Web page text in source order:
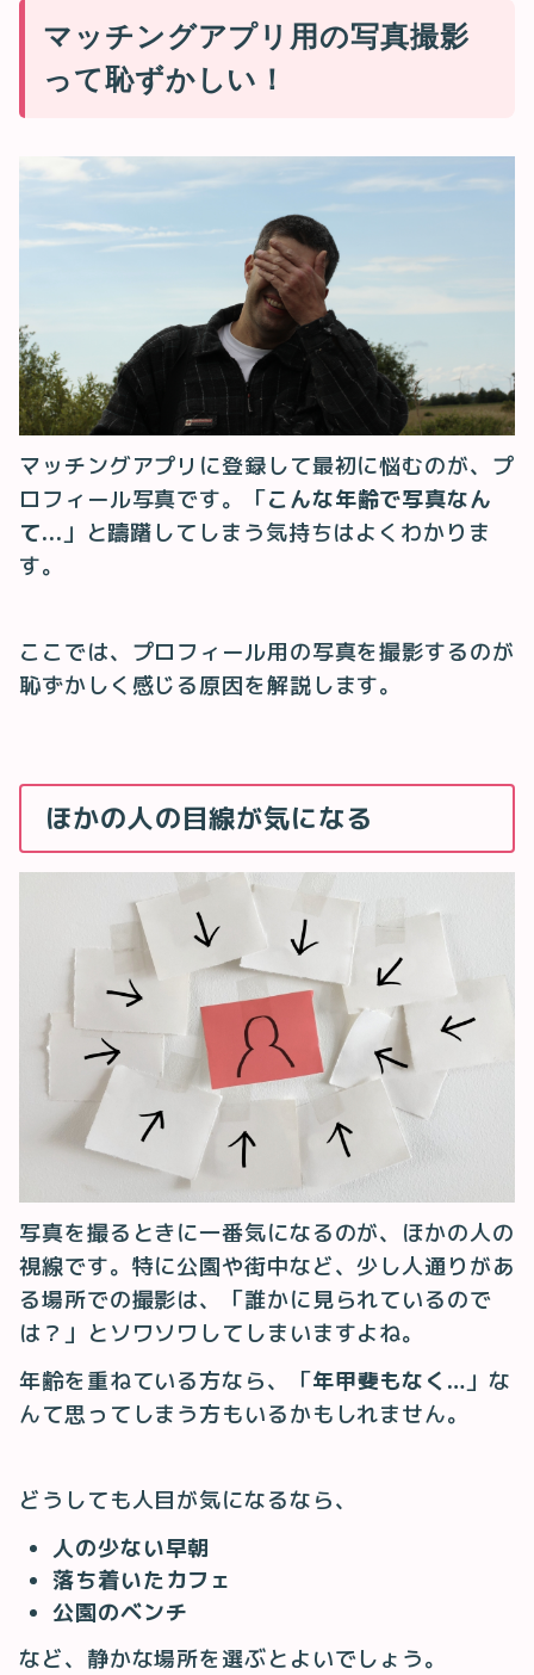
マッチングアプリ用の写真撮影
って恥ずかしい！
マッチングアプリに登録して最初に悩むのが、プ
ロフィール写真です。「こんな年齢で写真なん
て... 」と躊躇してしまう気持ちはよくわかりま
す。
ここでは、プロフィール用の写真を撮影するのが
恥ずかしく感じる原因を解説します。
ほかの人の目線が気になる
写真を撮るときに一番気になるのが、ほかの人の
視線です。特に公園や街中など、少し人通りがあ
る場所での撮影は、「誰かに見られているので
は？」とソワソワしてしまいますよね。
年齢を重ねている方なら、「年甲斐もなく… 」な
んて思ってしまう方もいるかもしれません。
どうしても人目が気になるなら、
人の少ない早朝
落ち着いたカフェ
公園のベンチ
など、静かな場所を選ぶとよいでしょう。